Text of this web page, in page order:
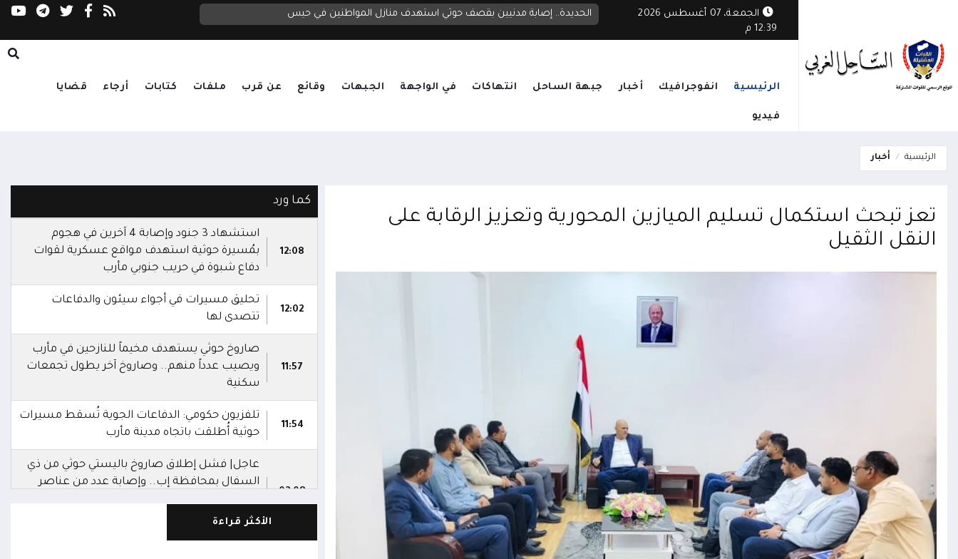
الجمعة، 07 أغسطس 2026
12:39 م
الحديدة.. إصابة مدنيين بقصف حوثي استهدف منازل المواطنين في حيس
الرئيسية انفوجرافيك أخبار جبهة الساحل انتهاكات في الواجهة الجبهات وقائع عن قرب ملفات كتابات أرجاء قضايا
فيديو
الرئيسية أخبار
تعز تبحث استكمال تسليم الميازين المحورية وتعزيز الرقابة على
النقل الثقيل
كما ورد
12:08
استشهاد 3 جنود وإصابة 4 آخرين في هجوم
بمُسيرة حوثية استهدف مواقع عسكرية لقوات
دفاع شبوة في حريب جنوبي مأرب
12:02
تحليق مسيرات في أجواء سيئون والدفاعات
تتصدى لها
11:57
صاروخ حوثي يستهدف مخيماً للنازحين في مأرب
ويصيب عدداً منهم.. وصاروخ آخر يطول تجمعات
سكنية
11:54
تلفزيون حكومي: الدفاعات الجوية تُسقط مسيرات
حوثية أُطلقت باتجاه مدينة مأرب
02:08
عاجل| فشل إطلاق صاروخ باليستي حوثي من ذي
السفال بمحافظة إب.. وإصابة عدد من عناصر
القاعدة
الأكثر قراءة